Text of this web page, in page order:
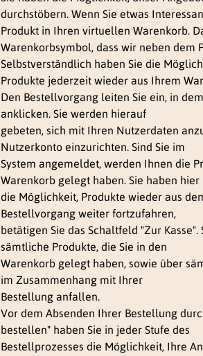
durchstöbern. Wenn Sie etwas
Produkt in Ihren virtuellen Warenkorb.
Warenkorbsymbol, dass wir neben dem
Selbstverständlich haben Sie die
Produkte jederzeit wieder aus Ihrem
Den Bestellvorgang leiten Sie ein, in
anklicken. Sie werden hierauf
gebeten, sich mit Ihren Nutzerdaten
Nutzerkonto einzurichten. Sind Sie im
System angemeldet, werden Ihnen die
Warenkorb gelegt haben. Sie haben hier
die Möglichkeit, Produkte wieder aus
Bestellvorgang weiter fortzufahren,
betätigen Sie das Schaltfeld "Zur
sämtliche Produkte, die Sie in den
Warenkorb gelegt haben, sowie über
im Zusammenhang mit Ihrer
Bestellung anfallen.
Vor dem Absenden Ihrer Bestellung
bestellen" haben Sie in jeder Stufe des
Bestellprozesses die Möglichkeit, Ihre